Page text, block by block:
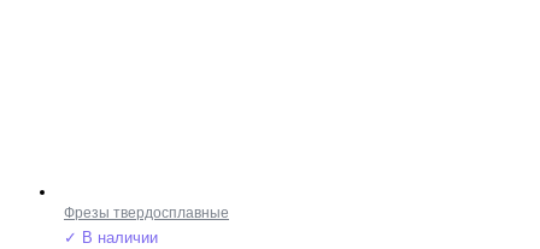
Фрезы твердосплавные
✓ В наличии